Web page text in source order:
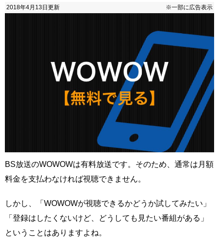
2018年4月13日更新 ※一部に広告表示
BS放送のWOWOWは有料放送です。そのため、通常は月額
料金を支払わなければ視聴できません。
しかし、「WOWOWが視聴できるかどうか試してみたい」
「登録はしたくないけど、どうしても見たい番組がある」
ということはありますよね。